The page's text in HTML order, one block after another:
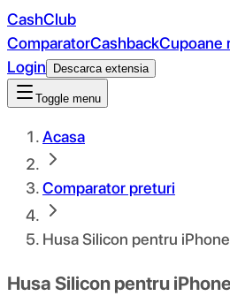
CashClub
ComparatorCashbackCupoane
Login
Descarca extensia
Toggle menu
Acasa
Comparator preturi
Husa Silicon pentru
Husa Silicon pentru